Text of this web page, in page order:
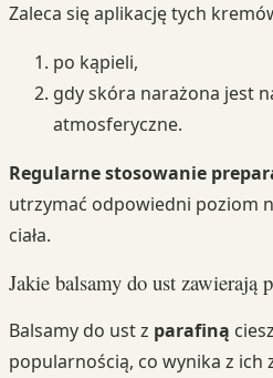
Zaleca się aplikację tych
po kąpieli,
gdy skóra narażona jest
atmosferyczne.
Regularne stosowanie
utrzymać odpowiedni poziom
ciała.
Jakie balsamy do ust zawierają
Balsamy do ust z parafiną
popularnością, co wynika z ich